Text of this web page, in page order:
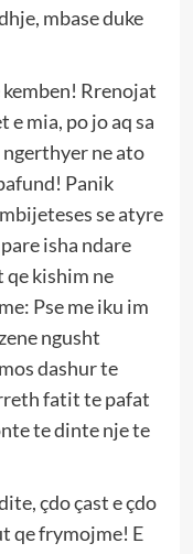
mbase duke
kemben! Rrenojat
e mia, po jo aq sa
ne ato
Panik
se atyre
isha ndare
kishim ne
Pse me iku im
ngusht
dashur te
fatit te pafat
te dinte nje te
çdo çast e çdo
qe frymojme! E